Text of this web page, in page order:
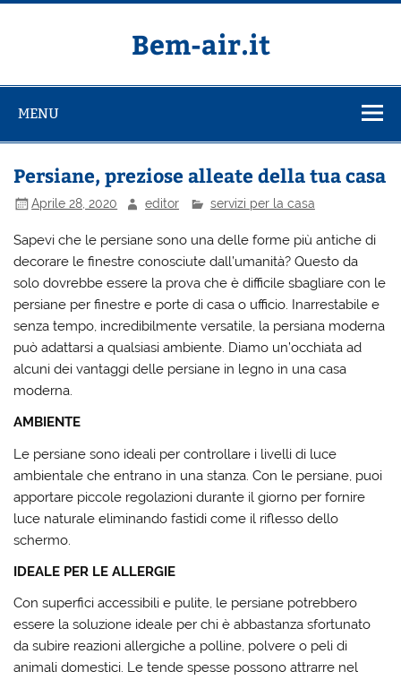
Salta
Bem-air.it
MENU
Persiane, preziose alleate della tua casa
Aprile 28, 2020 editor servizi per la casa
Sapevi che le persiane sono una delle forme più antiche di
decorare le finestre conosciute dall’umanità? Questo da
solo dovrebbe essere la prova che è difficile sbagliare con le
persiane per finestre e porte di casa o ufficio. Inarrestabile e
senza tempo, incredibilmente versatile, la persiana moderna
può adattarsi a qualsiasi ambiente. Diamo un’occhiata ad
alcuni dei vantaggi delle persiane in legno in una casa
moderna.
AMBIENTE
Le persiane sono ideali per controllare i livelli di luce
ambientale che entrano in una stanza. Con le persiane, puoi
apportare piccole regolazioni durante il giorno per fornire
luce naturale eliminando fastidi come il riflesso dello
schermo.
IDEALE PER LE ALLERGIE
Con superfici accessibili e pulite, le persiane potrebbero
essere la soluzione ideale per chi è abbastanza sfortunato
da subire reazioni allergiche a polline, polvere o peli di
animali domestici. Le tende spesse possono attrarre nel